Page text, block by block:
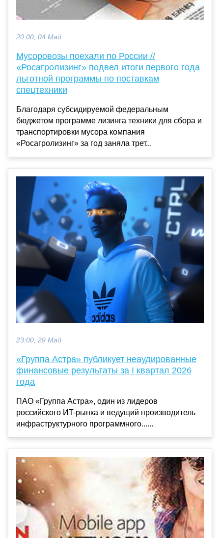
20:00, 04 Май
Мусоровозы поехали по России //
«Росагролизинг» подвел итоги первого года
льготной программы по поставкам
спецтехники
Благодаря субсидируемой федеральным
бюджетом программе лизинга техники для сбора и
транспортировки мусора компания
«Росагролизинг» за год заняла трет...
23:00, 29 Май
«Группа Астра» публикует неаудированные
финансовые результаты за I квартал 2026
года
ПАО «Группа Астра», один из лидеров
российского ИT-рынка и ведущий производитель
инфраструктурного программного......